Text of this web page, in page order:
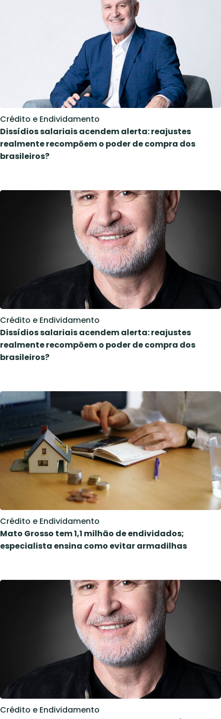
Crédito e Endividamento
Dissídios salariais acendem alerta: reajustes
realmente recompõem o poder de compra dos
brasileiros?
Crédito e Endividamento
Dissídios salariais acendem alerta: reajustes
realmente recompõem o poder de compra dos
brasileiros?
Crédito e Endividamento
Mato Grosso tem 1,1 milhão de endividados;
especialista ensina como evitar armadilhas
Crédito e Endividamento